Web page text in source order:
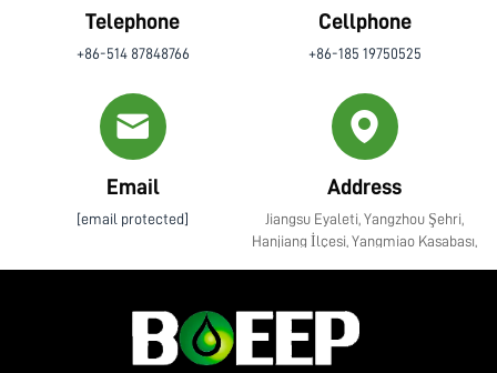
Telephone
+86-514 87848766
Cellphone
+86-185 19750525
Email
[email protected]
Address
Jiangsu Eyaleti, Yangzhou Şehri,
Hanjiang İlçesi, Yangmiao Kasabası,